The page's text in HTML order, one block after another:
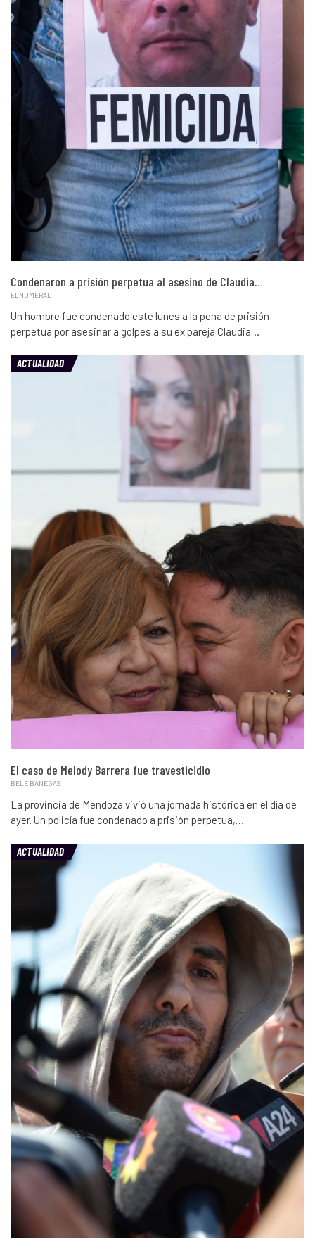
Condenaron a prisión perpetua al asesino de Claudia…
ELNUMERAL
Un hombre fue condenado este lunes a la pena de prisión
perpetua por asesinar a golpes a su ex pareja Claudia…
ACTUALIDAD
El caso de Melody Barrera fue travesticidio
BELE BANEGAS
La provincia de Mendoza vivió una jornada histórica en el día de
ayer. Un policía fue condenado a prisión perpetua,…
ACTUALIDAD